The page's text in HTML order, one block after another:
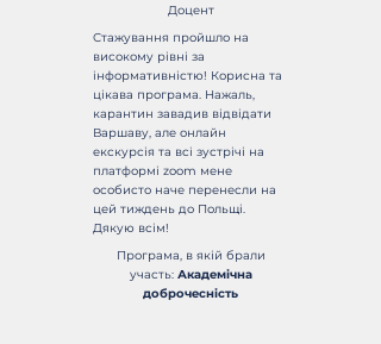
Доцент
Стажування пройшло на
високому рiвнi за
iнформативнiстю! Корисна та
цiкава програма. Нажаль,
карантин завадив вiдвiдати
Варшаву, але онлайн
екскурсiя та всi зустрiчi на
платформi zoom мене
особисто наче перенесли на
цей тиждень до Польщi.
Дякую всiм!
Програма, в якій брали
участь: Академічна
доброчесність